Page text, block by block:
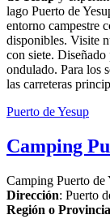
lago Puerto de
entorno campestre
disponibles. Visite
con siete.
ondulado. Para los
las carreteras
Puerto de Yesup
Camping
Camping Puerto
Dirección: Puerto
Región o Provincia